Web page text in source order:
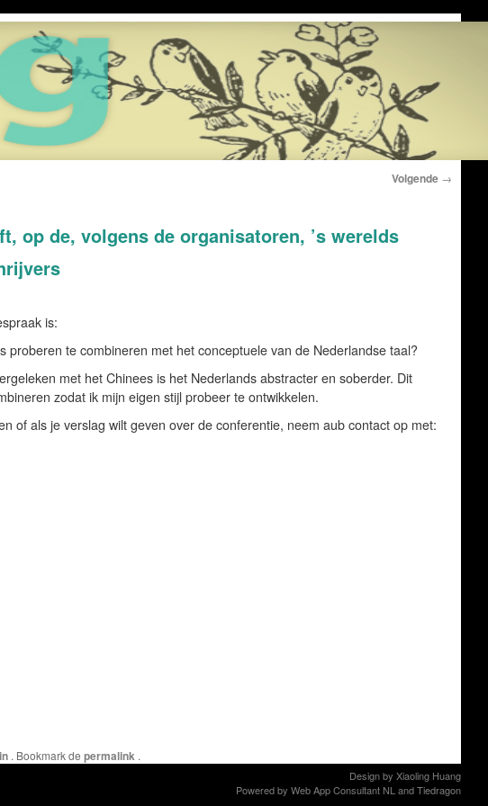
Volgende →
op de, volgens de organisatoren, ’s werelds
is:
te combineren met het conceptuele van de Nederlandse taal?
met het Chinees is het Nederlands abstracter en soberder. Dit
zodat ik mijn eigen stijl probeer te ontwikkelen.
of als je verslag wilt geven over de conferentie, neem aub contact op met:
. Bookmark de permalink .
Design by Xiaoling Huang
Powered by Web App Consultant NL andTiedragon